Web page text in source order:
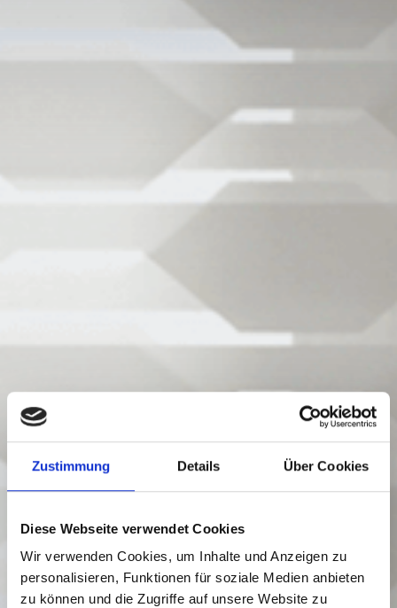
Zustimmung Details Über Cookies
Diese Webseite verwendet Cookies
Wir verwenden Cookies, um Inhalte und Anzeigen zu
personalisieren, Funktionen für soziale Medien anbieten
zu können und die Zugriffe auf unsere Website zu